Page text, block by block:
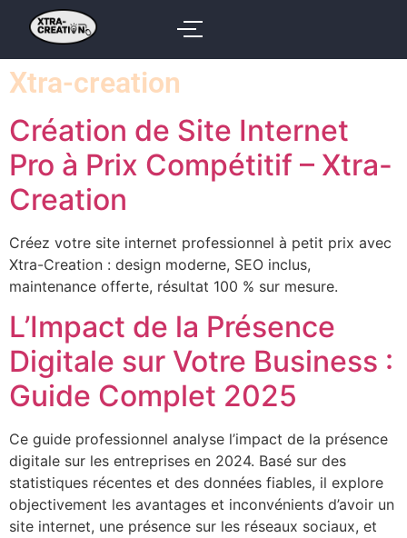
Xtra-creation
Création de Site Internet
Pro à Prix Compétitif – Xtra-
Creation
Créez votre site internet professionnel à petit prix avec
Xtra-Creation : design moderne, SEO inclus,
maintenance offerte, résultat 100 % sur mesure.
L’Impact de la Présence
Digitale sur Votre Business :
Guide Complet 2025
Ce guide professionnel analyse l’impact de la présence
digitale sur les entreprises en 2024. Basé sur des
statistiques récentes et des données fiables, il explore
objectivement les avantages et inconvénients d’avoir un
site internet, une présence sur les réseaux sociaux, et